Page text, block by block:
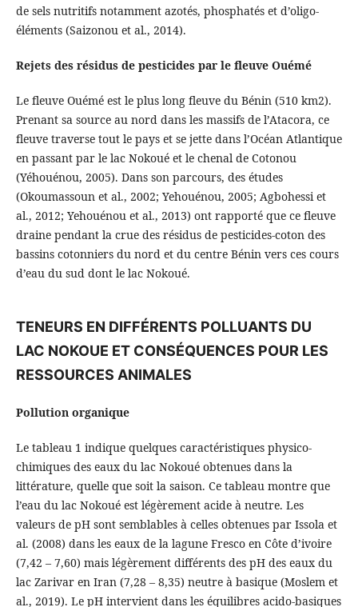
de sels nutritifs notamment azotés, phosphatés et d’oligo-
éléments (Saizonou et al., 2014).
Rejets des résidus de pesticides par le fleuve Ouémé
Le fleuve Ouémé est le plus long fleuve du Bénin (510 km2).
Prenant sa source au nord dans les massifs de l’Atacora, ce
fleuve traverse tout le pays et se jette dans l’Océan Atlantique
en passant par le lac Nokoué et le chenal de Cotonou
(Yéhouénou, 2005). Dans son parcours, des études
(Okoumassoun et al., 2002; Yehouénou, 2005; Agbohessi et
al., 2012; Yehouénou et al., 2013) ont rapporté que ce fleuve
draine pendant la crue des résidus de pesticides-coton des
bassins cotonniers du nord et du centre Bénin vers ces cours
d’eau du sud dont le lac Nokoué.
TENEURS EN DIFFÉRENTS POLLUANTS DU
LAC NOKOUE ET CONSÉQUENCES POUR LES
RESSOURCES ANIMALES
Pollution organique
Le tableau 1 indique quelques caractéristiques physico-
chimiques des eaux du lac Nokoué obtenues dans la
littérature, quelle que soit la saison. Ce tableau montre que
l’eau du lac Nokoué est légèrement acide à neutre. Les
valeurs de pH sont semblables à celles obtenues par Issola et
al. (2008) dans les eaux de la lagune Fresco en Côte d’ivoire
(7,42 – 7,60) mais légèrement différents des pH des eaux du
lac Zarivar en Iran (7,28 – 8,35) neutre à basique (Moslem et
al., 2019). Le pH intervient dans les équilibres acido-basiques